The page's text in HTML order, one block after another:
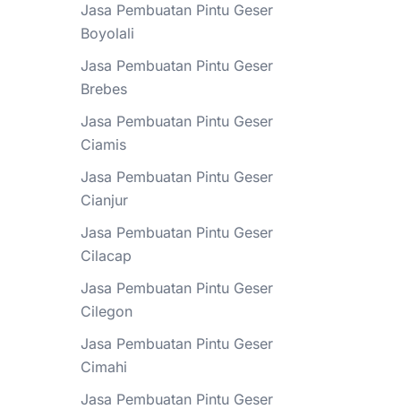
Jasa Pembuatan Pintu Geser
Boyolali
Jasa Pembuatan Pintu Geser
Brebes
Jasa Pembuatan Pintu Geser
Ciamis
Jasa Pembuatan Pintu Geser
Cianjur
Jasa Pembuatan Pintu Geser
Cilacap
Jasa Pembuatan Pintu Geser
Cilegon
Jasa Pembuatan Pintu Geser
Cimahi
Jasa Pembuatan Pintu Geser